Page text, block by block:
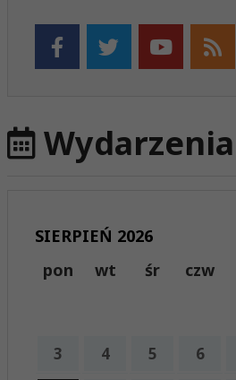
Wydarzenia
SIERPIEŃ 2026
pon
wt śr czw
3 4 5 6